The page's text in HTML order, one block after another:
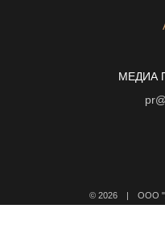
МЕДИА
© 2026 | ООО